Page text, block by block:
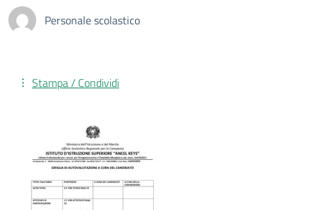
Personale scolastico
Stampa / Condividi